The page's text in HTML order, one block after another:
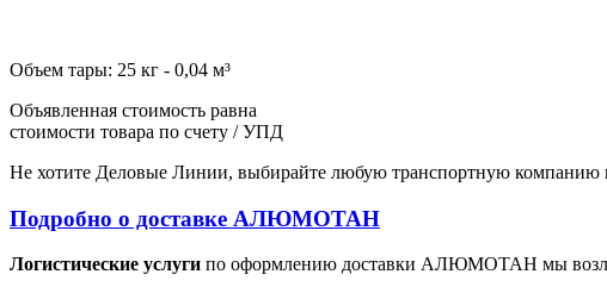
Объем тары: 25 кг - 0,04 м³
Объявленная стоимость равна
стоимости товара по счету / УПД
Не хотите Деловые Линии, выбирайте любую транспортную
Подробно о доставке АЛЮМОТАН
Логистические услуги по оформлению доставки АЛЮМОТАН мы